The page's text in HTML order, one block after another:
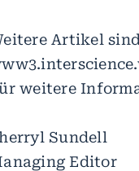
Artikel
weitere
Sundell
Editor